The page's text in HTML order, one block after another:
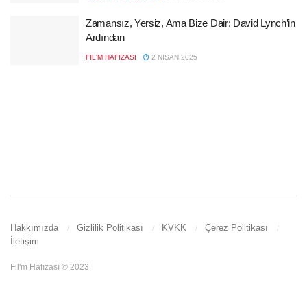
Zamansız, Yersiz, Ama Bize Dair: David Lynch’in
Ardından
FIL'M HAFIZASI 2 NISAN 2025
Hakkımızda Gizlilik Politikası KVKK
Çerez Politikası
İletişim
Fil'm Hafızası © 2023